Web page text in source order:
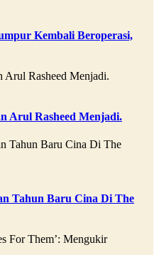
Kembali Beroperasi,
Arul Rasheed Menjadi.
Tahun Baru Cina Di The